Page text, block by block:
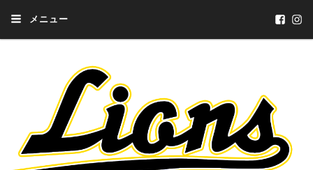
メニュー